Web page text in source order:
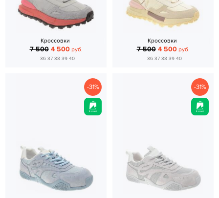
Кроссовки
7 500 4 500руб.
36 37 38 39 40
Кроссовки
7 500 4 500руб.
36 37 38 39 40
-31% -31%